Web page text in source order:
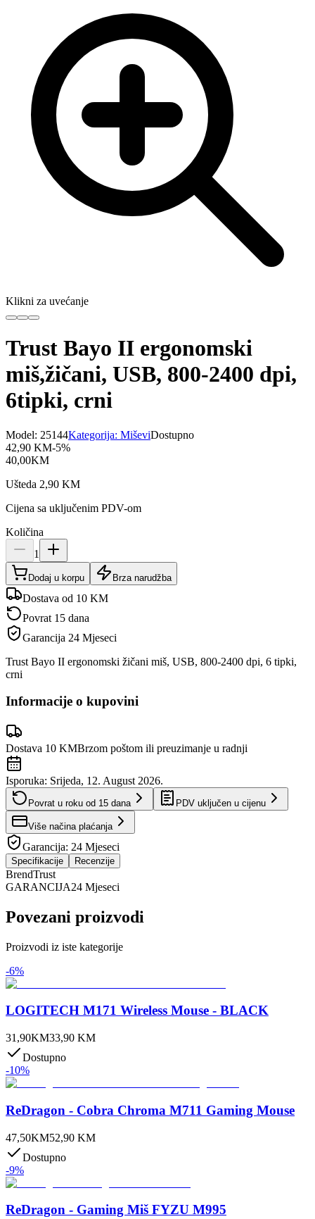
Klikni za uvećanje
Trust Bayo II ergonomski
miš,žičani, USB, 800-2400 dpi,
6tipki, crni
Model: 25144Kategorija: MiševiDostupno
42,90 KM-5%
40,00KM
Ušteda 2,90 KM
Cijena sa uključenim PDV-om
Količina
1
Dodaj u korpu Brza narudžba
Dostava od 10 KM
Povrat 15 dana
Garancija 24 Mjeseci
Trust Bayo II ergonomski žičani miš, USB, 800-2400 dpi, 6 tipki,
crni
Informacije o kupovini
Dostava 10 KMBrzom poštom ili preuzimanje u radnji
Isporuka: Srijeda, 12. August 2026.
Povrat u roku od 15 dana PDV uključen u cijenu
Više načina plaćanja
Garancija: 24 Mjeseci
Specifikacije Recenzije
BrendTrust
GARANCIJA24 Mjeseci
Povezani proizvodi
Proizvodi iz iste kategorije
-6%
LOGITECH M171 Wireless Mouse - BLACK
31,90KM33,90 KM
Dostupno
-10%
ReDragon - Cobra Chroma M711 Gaming Mouse
47,50KM52,90 KM
Dostupno
-9%
ReDragon - Gaming Miš FYZU M995